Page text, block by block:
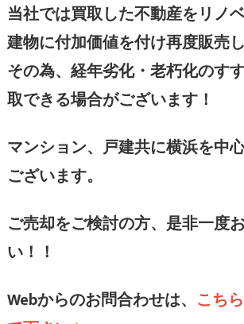
当社では買取した不動産をリノ
建物に付加価値を付け再度販売
その為、経年劣化・老朽化のす
取できる場合がございます！
マンション、戸建共に横浜を中
ございます。
ご売却をご検討の方、是非一度
い！！
Webからのお問合わせは、 こち